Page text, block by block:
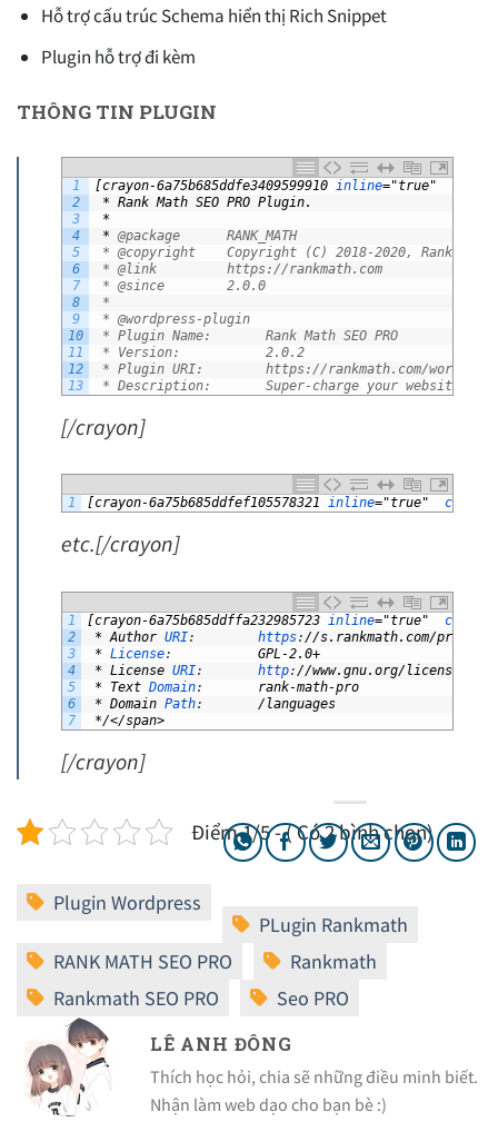
Hỗ trợ cấu trúc Schema hiển thị Rich Snippet
Plugin hỗ trợ đi kèm
THÔNG TIN PLUGIN
1
2
3
4
5
6
7
8
9
10
11
12
13
[crayon-6a75b685ddfe3409599910 inline="true"
* Rank Math SEO PRO Plugin.
*
* @package      RANK_MATH
* @copyright    Copyright (C) 2018-2020, Rank
* @link         https://rankmath.com
* @since        2.0.0
*
* @wordpress-plugin
* Plugin Name:       Rank Math SEO PRO
* Version:           2.0.2
* Plugin URI:        https://rankmath.com/
* Description:       Super-charge your website’s
[/crayon]
1 [crayon-6a75b685ddfef105578321 inline="true" class
etc.[/crayon]
1
2
3
4
5
6
7
[crayon-6a75b685ddffa232985723 inline="true" class
* Author URI: https: //s.rankmath.com/pro
* License:
GPL-2.0+
* License URI: http: //www.gnu.org/licenses/
*
Text Domain:
rank-math-pro
* Domain Path:
/languages
*/</span>
[/crayon]
Điểm 1/5 - ( Có 2 bình chọn)
LÊ ANH ĐÔNG
Thích học hỏi, chia sẽ những điều minh biết.
Nhận làm web dạo cho bạn bè :)